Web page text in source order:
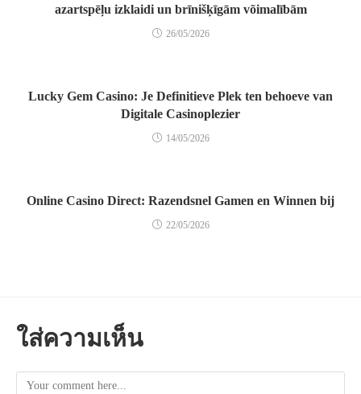
azartspēļu izklaidi un brīnišķīgām võimalībām
26/05/2026
Lucky Gem Casino: Je Definitieve Plek ten behoeve van
Digitale Casinoplezier
14/05/2026
Online Casino Direct: Razendsnel Gamen en Winnen bij
22/05/2026
ใส่ความเห็น
Comment